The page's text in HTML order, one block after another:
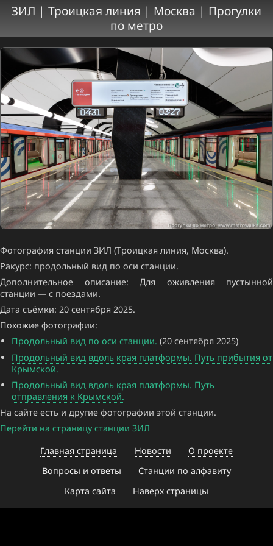
ЗИЛ | Троицкая линия | Москва | Прогулки
по метро
Фотография станции ЗИЛ (Троицкая линия, Москва).
Ракурс: продольный вид по оси станции.
Дополнительное описание: Для оживления пустынной
станции — с поездами.
Дата съёмки: 20 сентября 2025.
Похожие фотографии:
Продольный вид по оси станции. (20 сентября 2025)
Продольный вид вдоль края платформы. Путь прибытия от
Крымской.
Продольный вид вдоль края платформы. Путь
отправления к Крымской.
На сайте есть и другие фотографии этой станции.
Перейти на страницу станции ЗИЛ
Главная страница
Новости
О проекте
Вопросы и ответы
Станции по алфавиту
Карта сайта
Наверх страницы